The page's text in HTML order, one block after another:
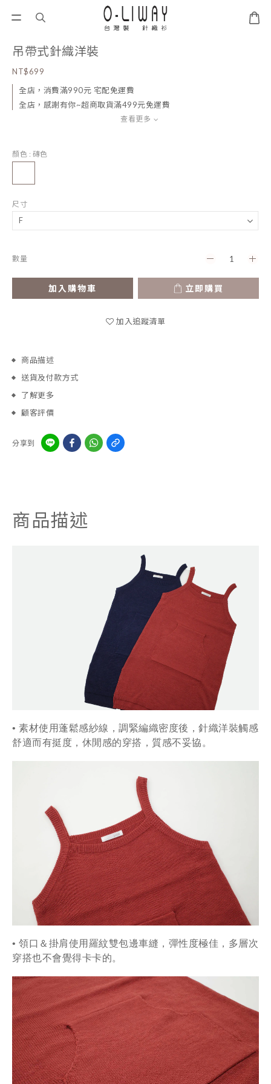
吊帶式針織洋裝
NT$699
全店，消費滿990元 宅配免運費
全店，感謝有你~超商取貨滿499元免運費
查看更多
顏色 : 磚色
尺寸
數量
加入購物車 立即購買
加入追蹤清單
商品描述
送貨及付款方式
了解更多
顧客評價
分享到
商品描述
• 素材使用蓬鬆感紗線，調緊編織密度後，針織洋裝觸感
舒適而有挺度，休閒感的穿搭，質感不妥協。
• 領口＆掛肩使用羅紋雙包邊車縫，彈性度極佳 ，多層次
穿搭也不會覺得卡卡的。